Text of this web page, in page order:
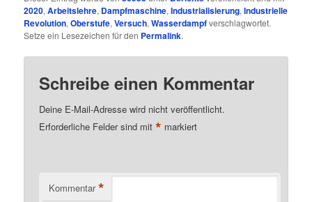
2020,Arbeitslehre, Dampfmaschine,Industrialisierung,Industrielle
Revolution,Oberstufe,Versuch,Wasserdampfverschlagwortet.
Setze ein Lesezeichen für den Permalink.
Schreibe einen Kommentar
Deine E-Mail-Adresse wird nicht veröffentlicht.
Erforderliche Felder sind mit* markiert
Kommentar *